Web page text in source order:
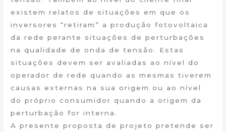
existem relatos de situações em que os
inversores “retiram” a produção fotovoltaica
da rede perante situações de perturbações
na qualidade de onda de tensão. Estas
situações devem ser avaliadas ao nível do
operador de rede quando as mesmas tiverem
causas externas na sua origem ou ao nível
do próprio consumidor quando a origem da
perturbação for interna.
A presente proposta de projeto pretende ser